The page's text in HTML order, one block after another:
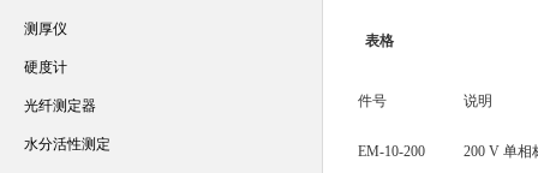
表格
件号 说明
EM-10-200 200 V 单相
测厚仪
硬度计
光纤测定器
水分活性测定